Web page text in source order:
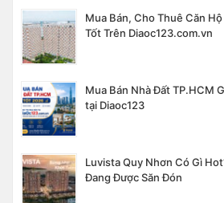
Mua Bán, Cho Thuê Căn
Tốt Trên Diaoc123.com.vn
Mua Bán Nhà Đất TP.HCM
tại Diaoc123
Luvista Quy Nhơn Có Gì
Đang Được Săn Đón